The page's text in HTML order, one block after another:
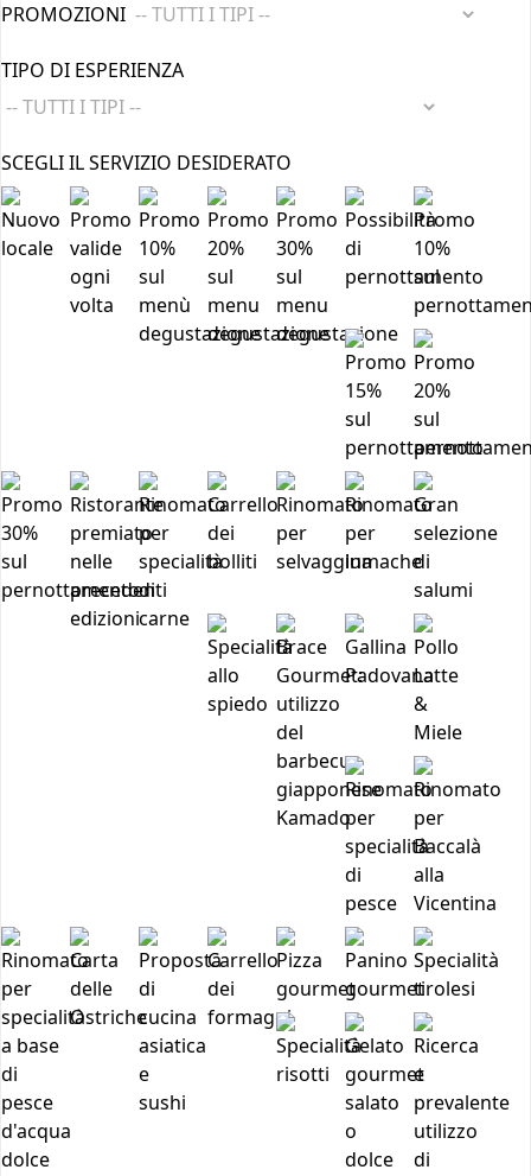
PROMOZIONI
TIPO DI ESPERIENZA
SCEGLI IL SERVIZIO DESIDERATO